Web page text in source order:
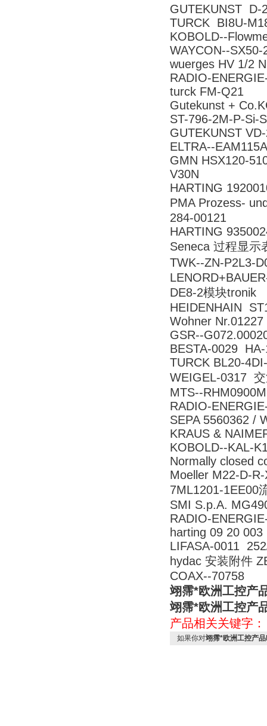
GUTEKUNST
TURCK BI8U-
KOBOLD--
WAYCON--
wuerges HV 1/2
RADIO-
turck FM-Q21
Gutekunst +
ST-796-2M-P-Si-
GUTEKUNST
ELTRA--
GMN HSX120-
V30N
HARTING
PMA Prozess-
284-00121
HARTING
Seneca 过程显示
TWK--ZN-P2L3-
DE8-2模块tronik
HEIDENHAIN
Wohner Nr.01227
GSR--
BESTA-0029
TURCK BL20-
WEIGEL-0317
MTS--
RADIO-
SEPA 5560362 /
KRAUS &
KOBOLD--KAL-
Normally closed
Moeller M22-D-R-
7ML1201-1EE00
SMI S.p.A.
RADIO-
harting 09 20 003
LIFASA-0011
hydac 安装附件
COAX--70758
翊霈*欧洲工控产
翊霈*欧洲工控产
产品相关关键字
如果你对翊霈*欧洲工控产